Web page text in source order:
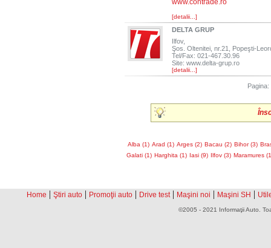
www.contrade.ro
[detalii...]
DELTA GRUP
Ilfov,
Şos. Oltenitei, nr.21, Popeşti-
Tel/Fax: 021-467.30.96
Site: www.delta-grup.ro
[detalii...]
Alba (1) Arad (1) Arges (2) Bacau (2) Bihor (3)
Galati (1) Harghita (1) Iasi (9) Ilfov (3) Maramures
Home | Ştiri auto | Promoţii auto | Drive test | Maşini noi | Maşini SH |
©2005 - 2021 Informaţii Auto.